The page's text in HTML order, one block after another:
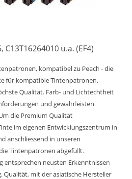
u.a. (EF4)
kompatibel zu Peach - die
für kompatible Tintenpatronen.
Qualität. Farb- und Lichtechtheit
und gewährleisten
die Premium Qualität
im eigenen Entwicklungszentrum in
anschliessend in unseren
Tintenpatronen abgefüllt.
entsprechen neusten Erkenntnissen
Qualität, mit der asiatische Hersteller